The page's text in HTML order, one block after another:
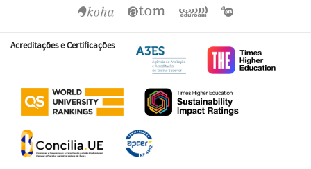
Acreditações e Certificações